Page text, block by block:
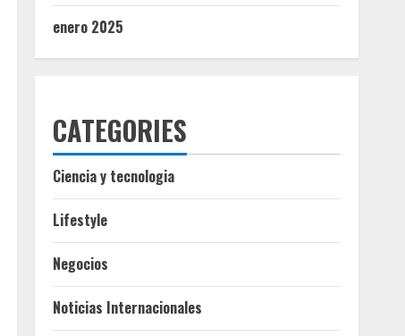
enero 2025
CATEGORIES
Ciencia y tecnologia
Lifestyle
Negocios
Noticias Internacionales